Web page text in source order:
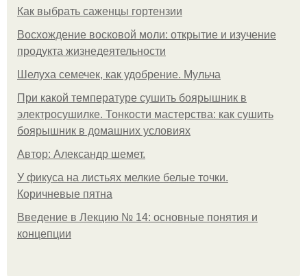
Как выбрать саженцы гортензии
Восхождение восковой моли: открытие и изучение
продукта жизнедеятельности
Шелуха семечек, как удобрение. Мульча
При какой температуре сушить боярышник в
электросушилке. Тонкости мастерства: как сушить
боярышник в домашних условиях
Автор: Александр шемет.
У фикуса на листьях мелкие белые точки.
Коричневые пятна
Введение в Лекцию № 14: основные понятия и
концепции